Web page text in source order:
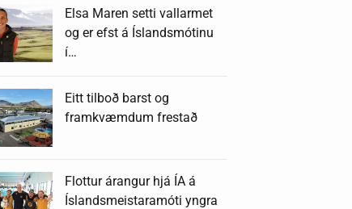
Elsa Maren setti vallarmet
og er efst á Íslandsmótinu
í…
Eitt tilboð barst og
framkvæmdum frestað
Flottur árangur hjá ÍA á
Íslandsmeistaramóti yngra